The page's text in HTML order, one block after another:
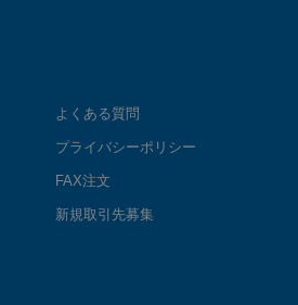
よくある質問
プライバシーポリシー
FAX注文
新規取引先募集